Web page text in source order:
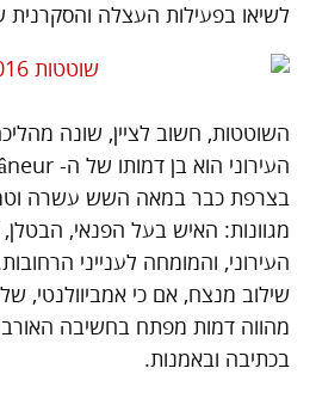
לשיאו בפעילות העצלה
השוטטות, חשוב לציין, שונה
בצרפת כבר במאה השש עשרה
מגוונות: האיש בעל הפנאי,
העירוני, והמומחה לענייני
שילוב מנצח, אם כי אמביוולנטי,
מהווה דמות מפתח בחשיבה
בכתיבה ובאמנות.